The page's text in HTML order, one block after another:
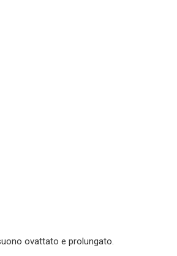
ovattato e prolungato.